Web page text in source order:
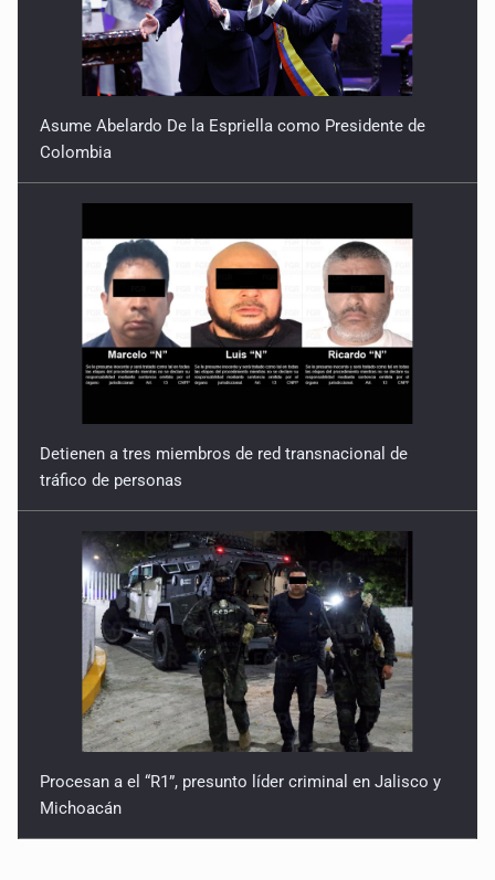
Asume Abelardo De la Espriella como Presidente de
Colombia
Detienen a tres miembros de red transnacional de
tráfico de personas
Procesan a el “R1”, presunto líder criminal en Jalisco y
Michoacán